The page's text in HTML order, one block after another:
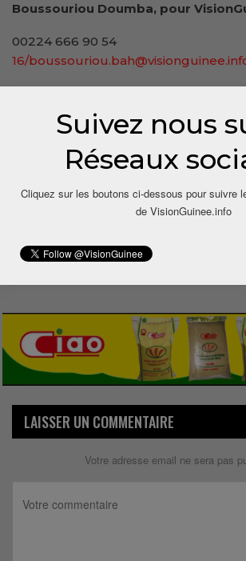
Boussouriou Doumba, pour
00224 666 90 54
16/
Share
LAISSER UN COMMENTAIRE
Votre adresse email ne sera pas
Suivez nous
Réseaux
Cliquez sur les boutons ci-dessous pour suivre
de VisionGuinee.info